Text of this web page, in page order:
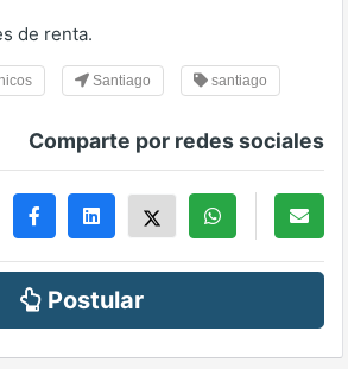
de renta.
Santiago santiago
Comparte por redes sociales
Postular